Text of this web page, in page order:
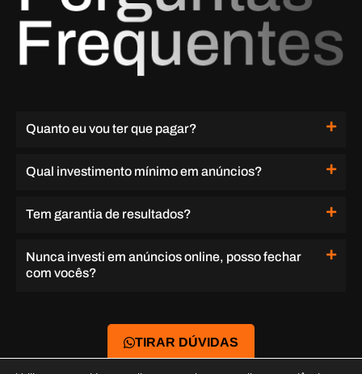
Quanto eu vou ter que pagar?
Qual investimento mínimo em anúncios?
Tem garantia de resultados?
Nunca investi em anúncios online, posso fechar
com vocês?
TIRAR DÚVIDAS